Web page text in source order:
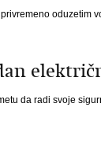
oduzetim
da radi svoje